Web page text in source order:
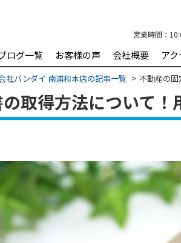
営業時間：
ログ一覧 お客様の声 会社概要 ア
社バンダイ 南浦和本店の記事一覧 不動産の
取得方法について